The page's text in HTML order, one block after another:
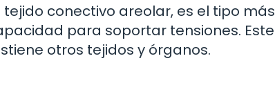
conectivo areolar, es el tipo más
para soportar tensiones. Este
otros tejidos y órganos.